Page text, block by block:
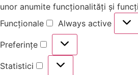
unor anumite funcționalități și
Funcționale
Always active
Preferințe
Statistici